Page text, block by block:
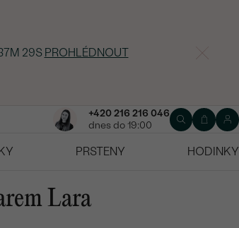
28S PROHLÉDNOUT
+420 216 216 046
dnes do 19:00
PRSTENY
HODINKY
Lara